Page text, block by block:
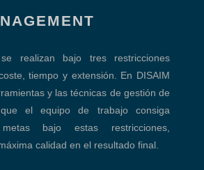
realizan bajo tres restricciones
tiempo y extensión. En DISAIM
y las técnicas de gestión de
el equipo de trabajo consiga
bajo estas restricciones,
calidad en el resultado final.